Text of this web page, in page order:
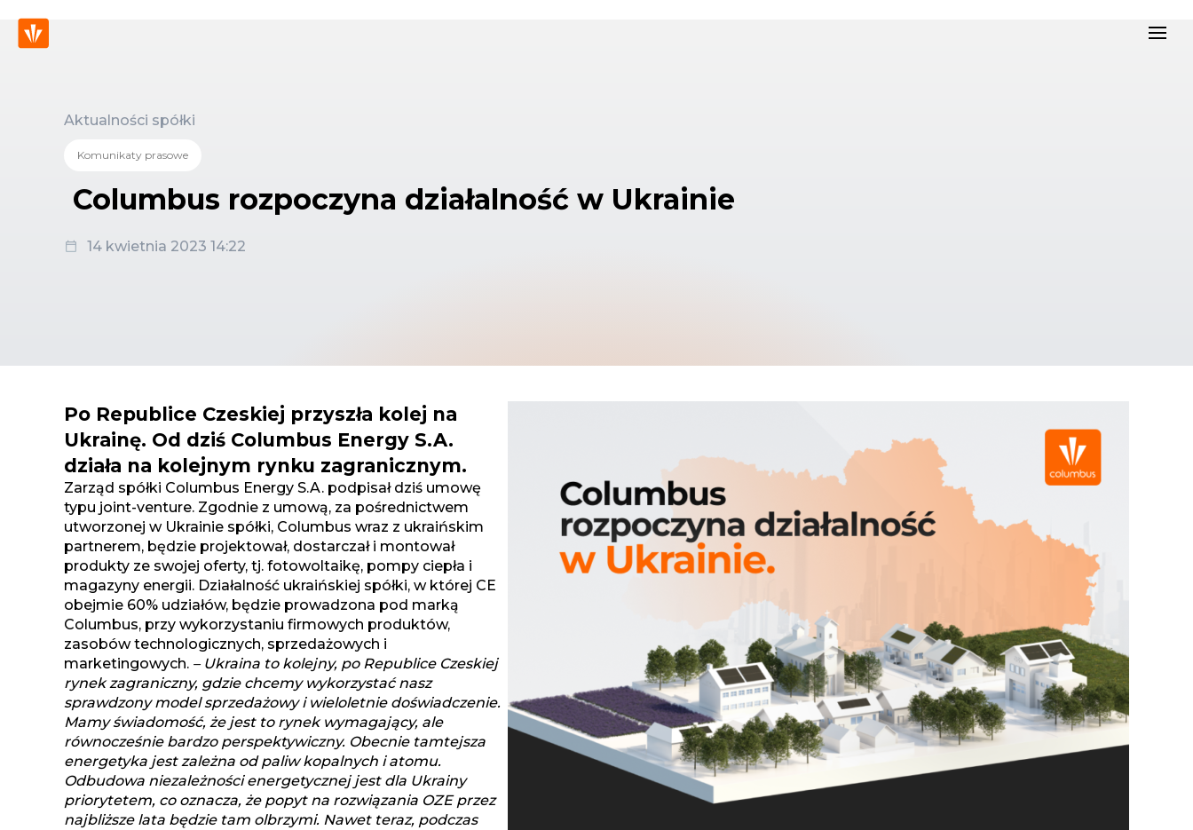
Aktualności spółki
Komunikaty prasowe
Columbus rozpoczyna działalność w Ukrainie
14 kwietnia 2023 14:22
Po Republice Czeskiej przyszła kolej na
Ukrainę. Od dziś Columbus Energy S.A.
działa na kolejnym rynku zagranicznym.
Zarząd spółki Columbus Energy S.A. podpisał dziś umowę
typu joint-venture. Zgodnie z umową, za pośrednictwem
utworzonej w Ukrainie spółki, Columbus wraz z ukraińskim
partnerem, będzie projektował, dostarczał i montował
produkty ze swojej oferty, tj. fotowoltaikę, pompy ciepła i
magazyny energii. Działalność ukraińskiej spółki, w której CE
obejmie 60% udziałów, będzie prowadzona pod marką
Columbus, przy wykorzystaniu firmowych produktów,
zasobów technologicznych, sprzedażowych i
marketingowych. – Ukraina to kolejny, po Republice Czeskiej
rynek zagraniczny, gdzie chcemy wykorzystać nasz
sprawdzony model sprzedażowy i wieloletnie doświadczenie.
Mamy świadomość, że jest to rynek wymagający, ale
równocześnie bardzo perspektywiczny. Obecnie tamtejsza
energetyka jest zależna od paliw kopalnych i atomu.
Odbudowa niezależności energetycznej jest dla Ukrainy
priorytetem, co oznacza, że popyt na rozwiązania OZE przez
najbliższe lata będzie tam olbrzymi. Nawet teraz, podczas